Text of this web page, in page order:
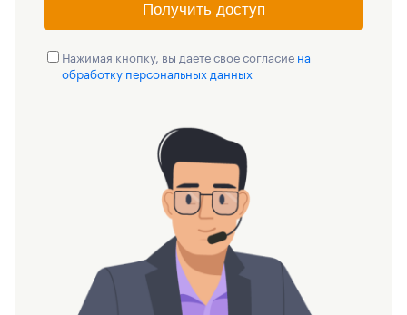
Получить доступ
Нажимая кнопку, вы даете свое согласие на
обработку персональных данных